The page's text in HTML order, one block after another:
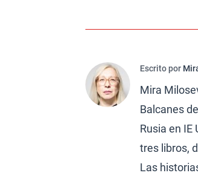
entradas
Escrito por
Mira
Balcanes
Rusia en
tres libros,
Las